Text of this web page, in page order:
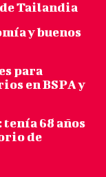
de Tailandia
y buenos
para
en BSPA y
68 años
de